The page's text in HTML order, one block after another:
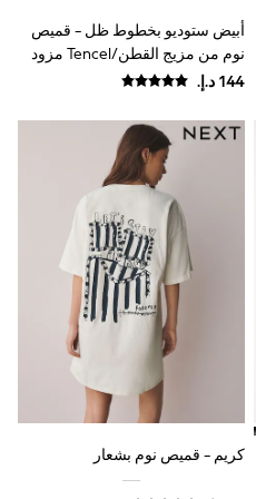
أبيض ستوديو بخطوط ظل - قميص
نوم من مزيج القطن/Tencel مزود
بأزرار كاملة
كريم - قميص نوم بشعار